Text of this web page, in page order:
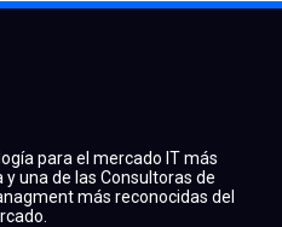
para el mercado IT más
una de las Consultoras de
más reconocidas del